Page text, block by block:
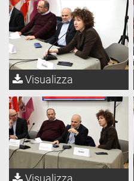
Visualizza
Visualizza